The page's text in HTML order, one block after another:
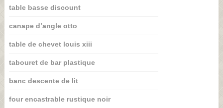
table basse discount
canape d’angle otto
table de chevet louis xiii
tabouret de bar plastique
banc descente de lit
four encastrable rustique noir